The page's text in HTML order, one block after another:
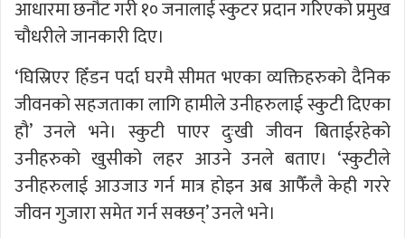
आधारमा छनौट गरी १० जनालाई स्कुटर प्रदान गरिएको प्रमुख
चौधरीले जानकारी दिए।
‘घिस्रिएर हिँडन पर्दा घरमै सीमत भएका व्यक्तिहरुको दैनिक
जीवनकाे सहजताका लागि हामीले उनीहरुलाई स्कुटी दिएका
हौ’ उनले भने। स्कुटी पाएर दुःखी जीवन बिताईरहेको
उनीहरुको खुसीको लहर आउने उनले बताए। ‘स्कुटीले
उनीहरुलाई आउजाउ गर्न मात्र हाेइन अब आफैँलै केही गररे
जीवन गुजारा समेत गर्न सक्छन्’ उनले भने।